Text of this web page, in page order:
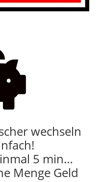
wechseln
5 min…
Menge Geld